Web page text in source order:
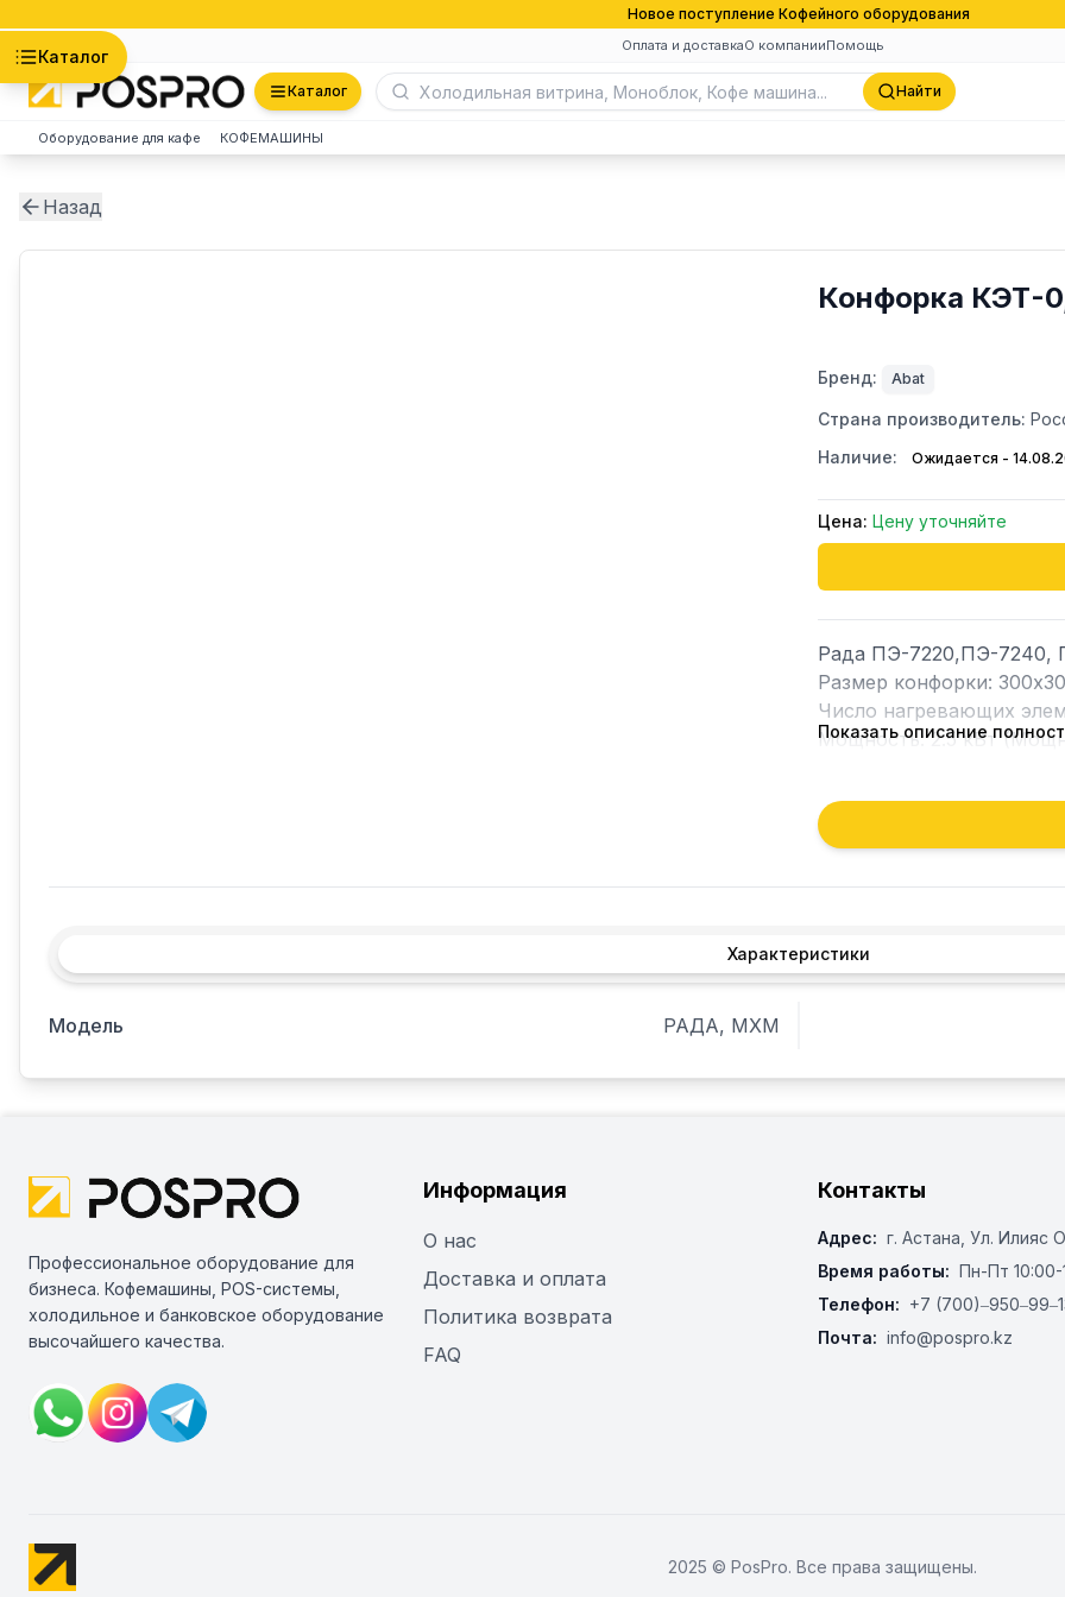
Новое поступление Кофейного оборудования
Оплата и доставкаО компанииПомощь
Каталог
Каталог Найти
Оборудование для кафе КОФЕМАШИНЫ
Назад
Конфорка КЭТ-
Бренд: Abat
Страна производитель:
Наличие:
Ожидается -
Цена: Цену уточняйте
Рада ПЭ-7220,ПЭ-7240,
Размер конфорки:
Число нагревающих
Мощность: 2.5 кВт
Рабочая температура
Коммутируется 4-
000
Показать описание
Характеристики
Модель РАДА, МХМ
Профессиональное оборудование для
бизнеса. Кофемашины, POS-системы,
холодильное и банковское оборудование
высочайшего качества.
Информация
О нас
Доставка и оплата
Политика возврата
FAQ
Контакты
Адрес: г. Астана, ​Ул. Илияс
Время работы: Пн-Пт 10:00-
Телефон: +7
Почта: info@pospro.kz
2025 © PosPro. Все права защищены.